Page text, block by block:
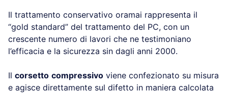
Il trattamento conservativo oramai rappresenta il
“gold standard” del trattamento del PC, con un
crescente numero di lavori che ne testimoniano
l’efficacia e la sicurezza sin dagli anni 2000.
Il corsetto compressivo viene confezionato su misura
e agisce direttamente sul difetto in maniera calcolata